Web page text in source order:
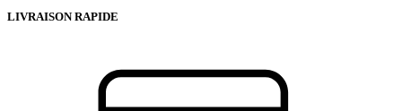
LIVRAISON RAPIDE